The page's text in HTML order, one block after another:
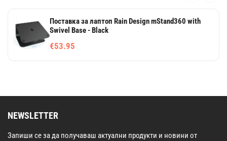
Поставка за лаптоп Rain Design mStand360 with
Swivel Base - Black
€53.95
NEWSLETTER
Запиши се за да получаваш актуални продукти и новини от